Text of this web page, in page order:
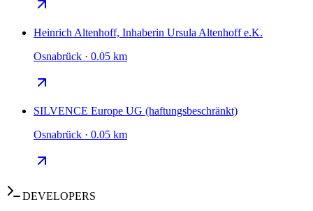
Heinrich Altenhoff, Inhaberin Ursula Altenhoff e.K.
Osnabrück · 0.05 km
SILVENCE Europe UG (haftungsbeschränkt)
Osnabrück · 0.05 km
DEVELOPERS